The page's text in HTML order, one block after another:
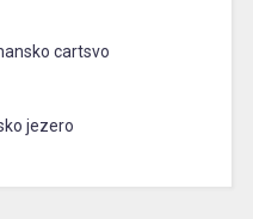
cartsvo
jezero